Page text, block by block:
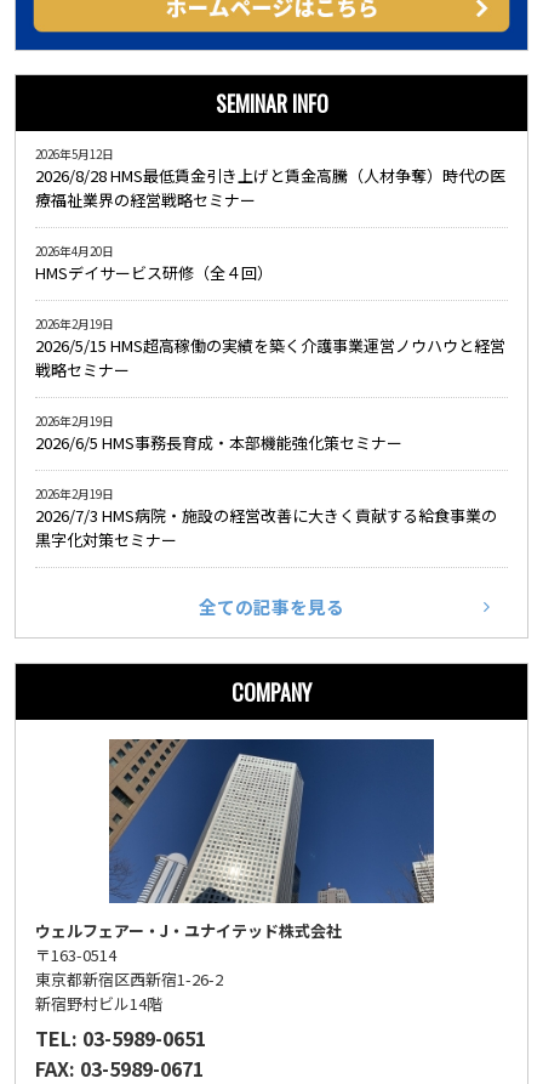
SEMINAR INFO
2026/8/28 HMS最低賃金引き上げと賃金高騰（人材争奪）時代の医
療福祉業界の経営戦略セミナー
2026年5月12日
HMSデイサービス研修（全４回）
2026年4月20日
2026/5/15 HMS超高稼働の実績を築く介護事業運営ノウハウと経営
戦略セミナー
2026年2月19日
2026/6/5 HMS事務長育成・本部機能強化策セミナー
2026年2月19日
2026/7/3 HMS病院・施設の経営改善に大きく貢献する給食事業の
黒字化対策セミナー
2026年2月19日
全ての記事を見る
COMPANY
ウェルフェアー・J・ユナイテッド株式会社
〒163-0514
東京都新宿区西新宿1-26-2
新宿野村ビル14階
TEL: 03-5989-0651
FAX: 03-5989-0671